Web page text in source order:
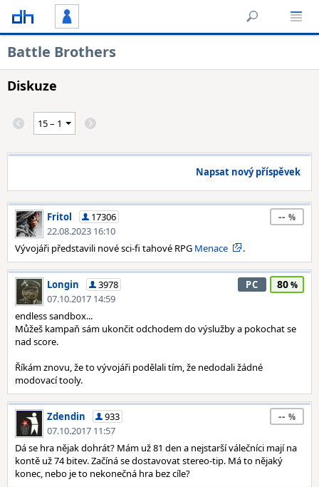
Battle Brothers
Diskuze
Napsat nový příspěvek
Fritol
17306
22.08.2023 16:10
--
Vývojáři představili nové sci-fi tahové RPG Menace .
Longin
3978
07.10.2017 14:59
PC 80
endless sandbox...
Můžeš kampaň sám ukončit odchodem do výslužby a pokochat se
nad score.
Říkám znovu, že to vývojáři podělali tím, že nedodali žádné
modovací tooly.
Zdendin
933
07.10.2017 11:57
--
Dá se hra nějak dohrát? Mám už 81 den a nejstarší válečníci mají na
kontě už 74 bitev. Začíná se dostavovat stereo-tip. Má to nějaký
konec, nebo je to nekonečná hra bez cíle?